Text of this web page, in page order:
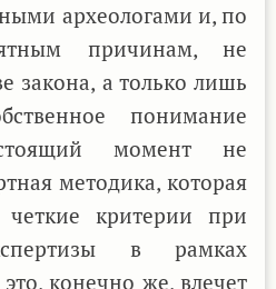
археологами и, по
причинам, не
закона, а только лишь
понимание
момент не
методика, которая
четкие критерии при
в рамках
конечно же, влечет